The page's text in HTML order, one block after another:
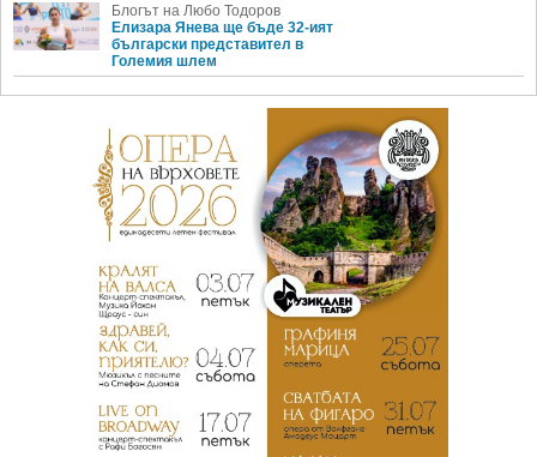
Блогът на Любо Тодоров
Елизара Янева ще бъде 32-ият
български представител в
Големия шлем